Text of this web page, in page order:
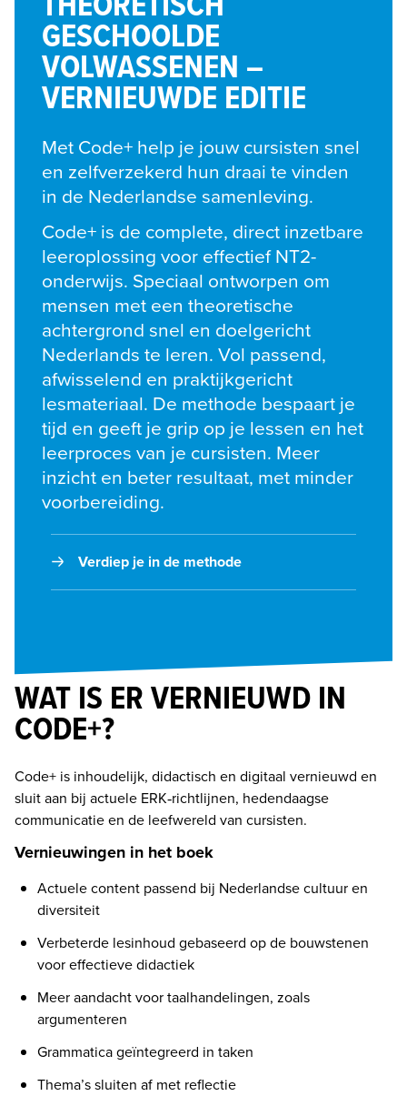
GESCHOOLDE
VOLWASSENEN –
VERNIEUWDE EDITIE
Met Code+ help je jouw cursisten snel
en zelfverzekerd hun draai te vinden
in de Nederlandse samenleving.
Code+ is de complete, direct inzetbare
leeroplossing voor effectief NT2-
onderwijs. Speciaal ontworpen om
mensen met een theoretische
achtergrond snel en doelgericht
Nederlands te leren. Vol passend,
afwisselend en praktijkgericht
lesmateriaal. De methode bespaart je
tijd en geeft je grip op je lessen en het
leerproces van je cursisten. Meer
inzicht en beter resultaat, met minder
voorbereiding.
Verdiep je in de methode
WAT IS ER VERNIEUWD IN
CODE+?
Code+ is inhoudelijk, didactisch en digitaal vernieuwd en
sluit aan bij actuele ERK‑richtlijnen, hedendaagse
communicatie en de leefwereld van cursisten.
Vernieuwingen in het boek
Actuele content passend bij Nederlandse cultuur en
diversiteit
Verbeterde lesinhoud gebaseerd op de bouwstenen
voor effectieve didactiek
Meer aandacht voor taalhandelingen, zoals
argumenteren
Grammatica geïntegreerd in taken
Thema’s sluiten af met reflectie